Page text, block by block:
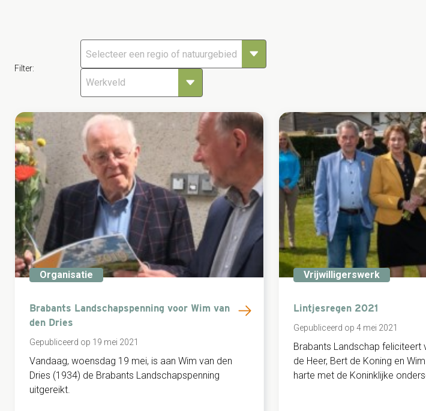
Filter:
Selecteer een regio of natuurgebied
Organisatie
Brabants Landschapspenning voor Wim van
den Dries
Gepubliceerd op 19 mei 2021
Vandaag, woensdag 19 mei, is aan Wim van den
Dries (1934) de Brabants Landschapspenning
uitgereikt.
Vrijwilligerswerk
Lintjesregen 2021
Gepubliceerd op 4 mei 2021
Brabants Landschap feliciteert
de Heer, Bert de Koning en
harte met de Koninklijke